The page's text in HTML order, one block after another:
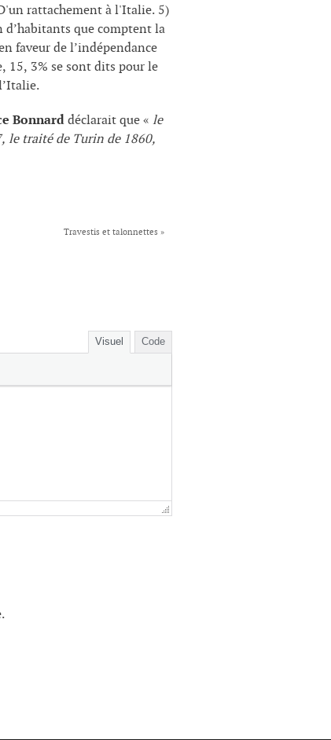
rattachement à l'Italie. 5)
que comptent la
faveur de l’indépendance
15, 3% se sont dits pour le
Bonnard déclarait que « le
le traité de Turin de 1860,
Travestis et talonnettes »
Visuel Code